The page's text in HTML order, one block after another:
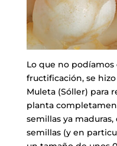
Lo que no podíamos
fructificación, se
Muleta (Sóller) para
planta
semillas ya
semillas (y en